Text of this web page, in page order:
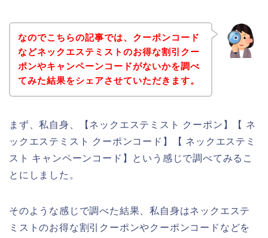
なのでこちらの記事では、クーポンコード
などネックエステミストのお得な割引クー
ポンやキャンペーンコードがないかを調べ
てみた結果をシェアさせていただきます。
まず、私自身、【ネックエステミスト クーポン】【 ネ
ックエステミスト クーポンコード】【 ネックエステミ
スト キャンペーンコード】という感じで調べてみるこ
とにしました。
そのような感じで調べた結果、私自身はネックエステ
ミストのお得な割引クーポンやクーポンコードなどを